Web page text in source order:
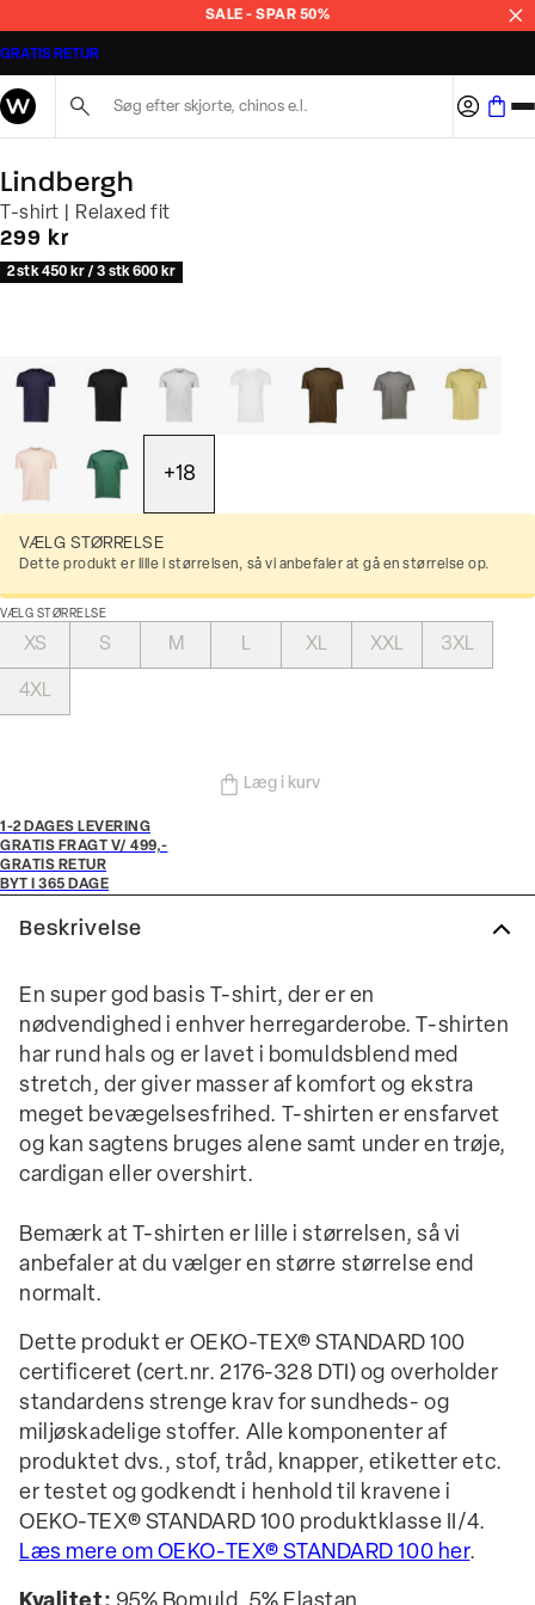
SALE - SPAR 50%
GRATIS RETUR
Lindbergh
T-shirt | Relaxed fit
I alt (inkl. rabat)
299 kr
2 stk 450 kr / 3 stk 600 kr
+18
VÆLG STØRRELSE
Dette produkt er lille i størrelsen, så vi anbefaler at gå en størrelse op.
VÆLG STØRRELSE
XS S M L XL XXL 3XL
4XL
Læg i kurv
1-2 DAGES LEVERING
GRATIS FRAGT V/ 499,-
GRATIS RETUR
BYT I 365 DAGE
Beskrivelse
En super god basis T-shirt, der er en
nødvendighed i enhver herregarderobe. T-shirten
har rund hals og er lavet i bomuldsblend med
stretch, der giver masser af komfort og ekstra
meget bevægelsesfrihed. T-shirten er ensfarvet
og kan sagtens bruges alene samt under en trøje,
cardigan eller overshirt.
Bemærk at T-shirten er lille i størrelsen, så vi
anbefaler at du vælger en større størrelse end
normalt.
Dette produkt er OEKO-TEX® STANDARD 100
certificeret (cert.nr. 2176-328 DTI) og overholder
standardens strenge krav for sundheds- og
miljøskadelige stoffer. Alle komponenter af
produktet dvs., stof, tråd, knapper, etiketter etc.
er testet og godkendt i henhold til kravene i
OEKO-TEX® STANDARD 100 produktklasse II/4.
Læs mere om OEKO-TEX® STANDARD 100 her.